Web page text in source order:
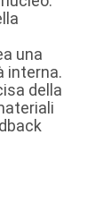
una
interna.
della